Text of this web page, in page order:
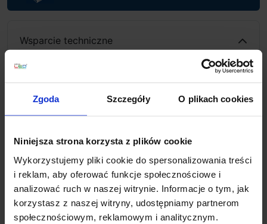
Zgoda Szczegóły O plikach cookies
Niniejsza strona korzysta z plików cookie
Wykorzystujemy pliki cookie do spersonalizowania treści
i reklam, aby oferować funkcje społecznościowe i
analizować ruch w naszej witrynie. Informacje o tym, jak
korzystasz z naszej witryny, udostępniamy partnerom
społecznościowym, reklamowym i analitycznym.
Wsparcie techniczne
Jeśli masz pytania lub potrzebujesz pomocy, zadzwoń
lub napisz do nas: pracujemy od 8:00 do 18:00,
+48 694 000 777 +48 799 220 777
email sklep@salonled.pl
Metody płatności
Koszt dostawy